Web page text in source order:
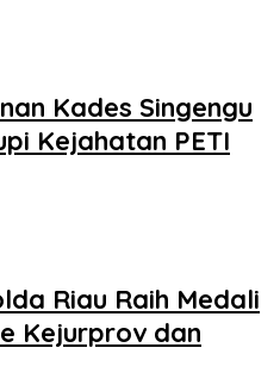
Kades Singengu
Kejahatan PETI
Riau Raih Medali
Kejurprov dan